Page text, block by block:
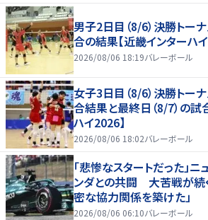
男子2日目（8/6）決勝トー
合の結果【近畿インターハ
2026/08/06 18:19バレーボール
女子3日目（8/6）決勝トー
合結果と最終日（8/7）の試
ハイ2026】
2026/08/06 18:02バレーボール
「悲惨なスタートだった」
ンダとの共闘 大苦戦が続
密な協力関係を築けた」
2026/08/06 06:10バレーボール